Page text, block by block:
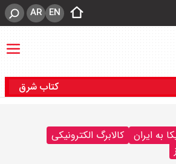
EN
AR
کتاب شرق
به ایران
کالابرگ الکترونیکی